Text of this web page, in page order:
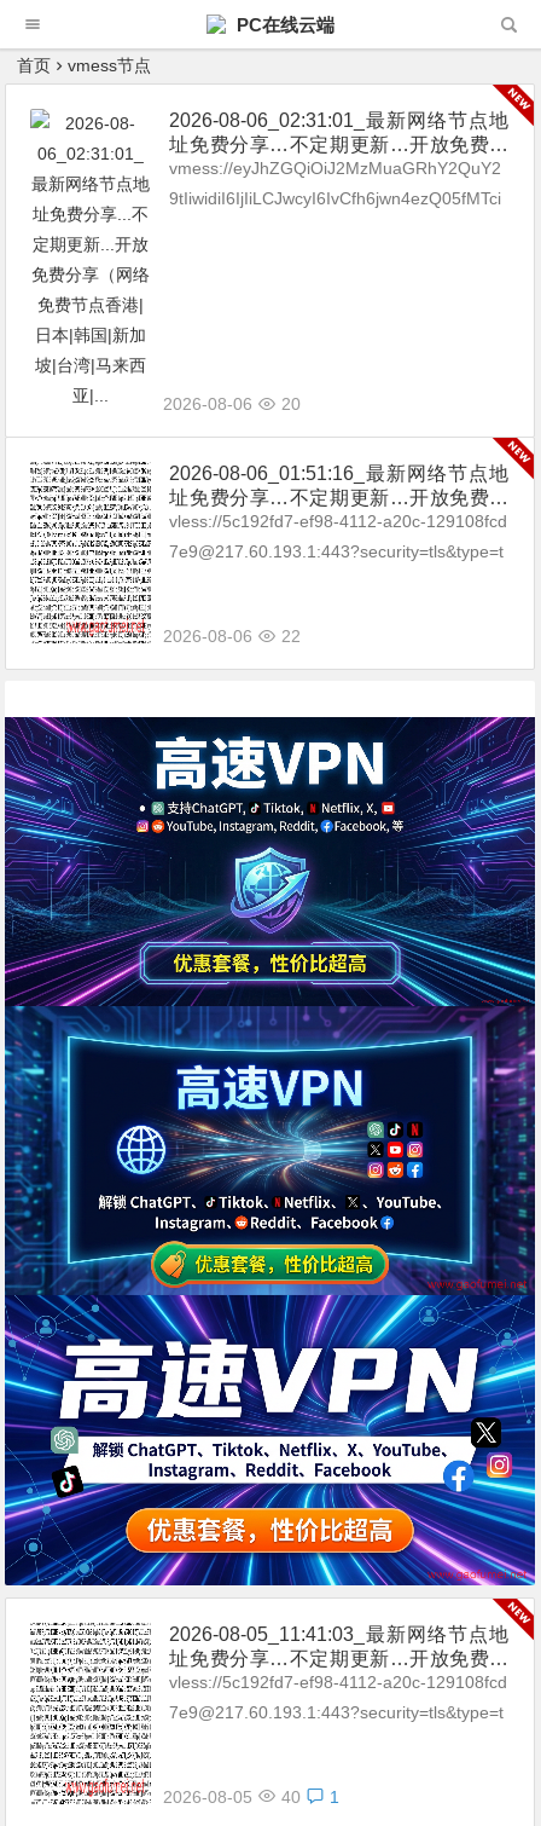
PC在线云端
首页 vmess节点
2026-08-06_02:31:01_最新网络节点地
址免费分享…不定期更新…开放免费分
享（网络免费节点香港|日本|韩国|新加
坡|台湾|马来西亚|…
vmess://eyJhZGQiOiJ2MzMuaGRhY2QuY2
9tIiwidiI6IjIiLCJwcyI6IvCfh6jwn4ezQ05fMTci
2026-08-06 20
2026-08-06_01:51:16_最新网络节点地
址免费分享…不定期更新…开放免费分
享（网络免费节点香港|日本|韩国|新加
坡|台湾|马来西亚|…
vless://5c192fd7-ef98-4112-a20c-129108fcd
7e9@217.60.193.1:443?security=tls&type=t
2026-08-06 22
2026-08-05_11:41:03_最新网络节点地
址免费分享…不定期更新…开放免费分
享（网络免费节点香港|日本|韩国|新加
坡|台湾|马来西亚|…
vless://5c192fd7-ef98-4112-a20c-129108fcd
7e9@217.60.193.1:443?security=tls&type=t
2026-08-05 40 1